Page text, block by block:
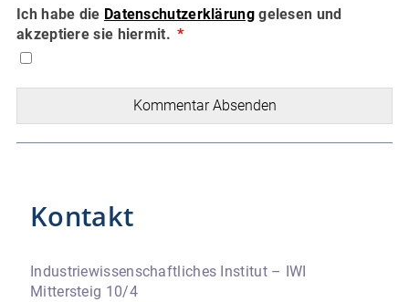
Ich habe die Datenschutzerklärunggelesen und
akzeptiere sie hiermit.
Kommentar Absenden
Kontakt
Industriewissenschaftliches Institut – IWI
Mittersteig 10/4